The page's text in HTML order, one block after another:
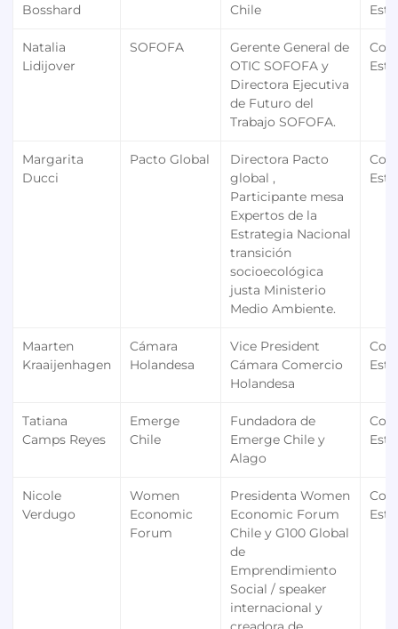
Bosshard
Chile
Natalia
Lidijover
SOFOFA
Gerente General de
OTIC SOFOFA y
Directora Ejecutiva
de Futuro del
Trabajo SOFOFA.
Margarita
Ducci
Pacto Global
Directora Pacto
global ,
Participante mesa
Expertos de la
Estrategia Nacional
transición
socioecológica
justa Ministerio
Medio Ambiente.
Maarten
Kraaijenhagen
Cámara
Holandesa
Vice President
Cámara Comercio
Holandesa
Tatiana
Camps Reyes
Emerge
Chile
Fundadora de
Emerge Chile y
Alago
Nicole
Verdugo
Women
Economic
Forum
Presidenta Women
Economic Forum
Chile y G100 Global
de
Emprendimiento
Social / speaker
internacional y